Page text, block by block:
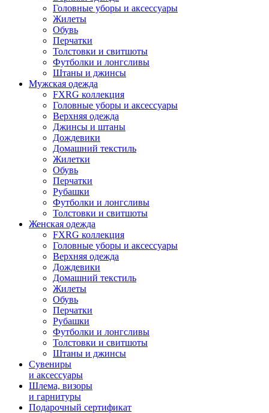
Головные уборы и аксессуары
Жилеты
Обувь
Перчатки
Толстовки и свитшоты
Футболки и лонгсливы
Штаны и джинсы
Мужская одежда
FXRG коллекция
Головные уборы и аксессуары
Верхняя одежда
Джинсы и штаны
Дождевики
Домашний текстиль
Жилетки
Обувь
Перчатки
Рубашки
Футболки и лонгсливы
Толстовки и свитшоты
Женская одежда
FXRG коллекция
Головные уборы и аксессуары
Верхняя одежда
Дождевики
Домашний текстиль
Жилеты
Обувь
Перчатки
Рубашки
Футболки и лонгсливы
Толстовки и свитшоты
Штаны и джинсы
Сувениры
и аксессуары
Шлема, визоры
и гарнитуры
Подарочный сертификат